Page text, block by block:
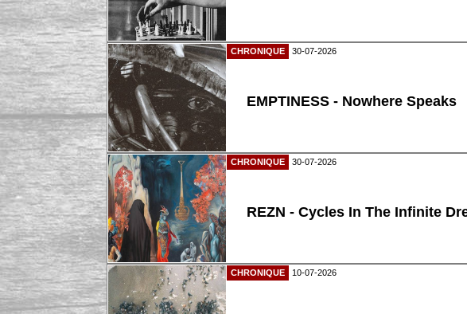
CHRONIQUE 30-07-2026
EMPTINESS - Nowhere Speaks
CHRONIQUE 30-07-2026
REZN - Cycles In The Infinite
CHRONIQUE 10-07-2026